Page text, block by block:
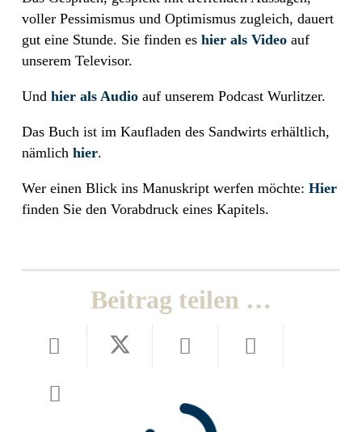
voller Pessimismus und Optimismus zugleich, dauert
gut eine Stunde. Sie finden es hier als Video auf
unserem Televisor.
Und hier als Audio auf unserem Podcast Wurlitzer.
Das Buch ist im Kaufladen des Sandwirts erhältlich,
nämlich hier.
Wer einen Blick ins Manuskript werfen möchte: Hier
finden Sie den Vorabdruck eines Kapitels.
Beitrag teilen …